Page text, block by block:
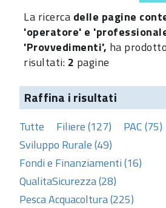
La ricerca delle pagine
'operatore' e
'Provvedimenti', ha
risultati: 2 pagine
Raffina i risultati
Tutte Filiere (127)
PAC (75)
Sviluppo Rurale (49)
Fondi e Finanziamenti (16)
QualitaSicurezza (28)
Pesca Acquacoltura (225)